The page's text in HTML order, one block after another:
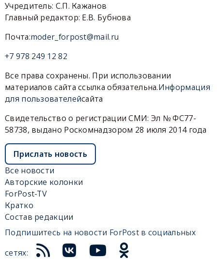
Учредитель: С.П. Кажанов
Главный редактор: Е.В. Бубнова
Почта:moder_forpost@mail.ru
+7 978 249 12 82
Все права сохранены. При использовании
материалов сайта ссылка обязательна.Информация
для пользователейсайта
Свидетельство о регистрации СМИ: Эл № ФС77-
58738, выдано Роскомнадзором 28 июля 2014 года
Прислать новость
Все новости
Авторские колонки
ForPost-TV
Кратко
Состав редакции
Подпишитесь на новости ForPost в социальных
сетях: